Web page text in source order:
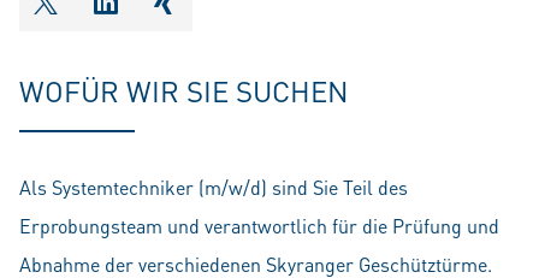
shareOntwitter
shareOnlinkedIn
shareOnxing
WOFÜR WIR SIE SUCHEN
Als Systemtechniker (m/w/d) sind Sie Teil des
Erprobungsteam und verantwortlich für die Prüfung und
Abnahme der verschiedenen Skyranger Geschütztürme.